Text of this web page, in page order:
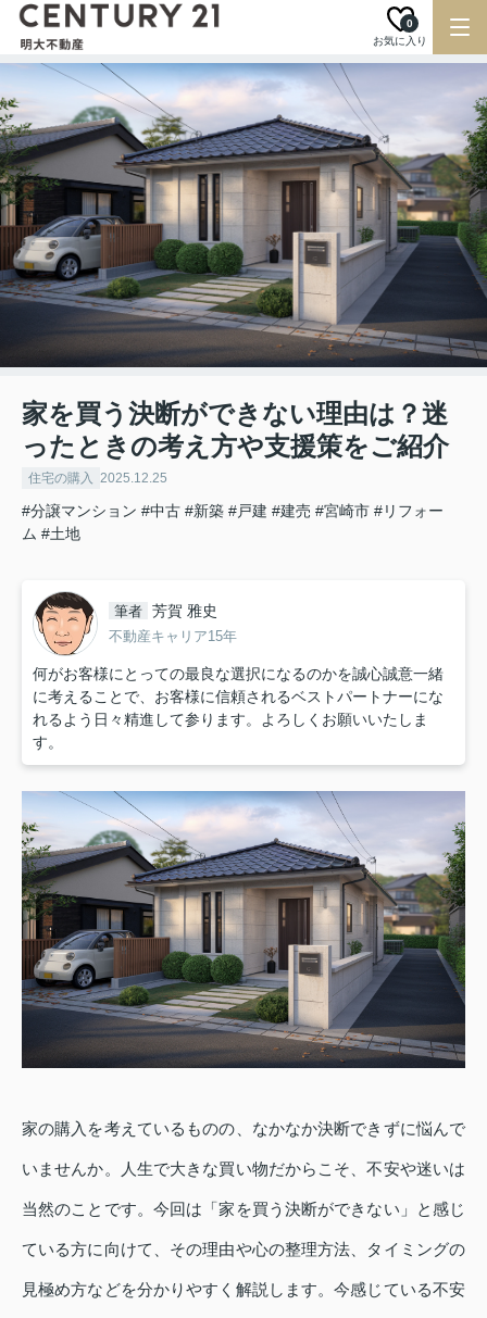
お気に入り
0
家を買う決断ができない理由は？迷
ったときの考え方や支援策をご紹介
住宅の購入 2025.12.25
#分譲マンション #中古 #新築 #戸建 #建売 #宮崎市 #リフォー
ム #土地
筆者 芳賀 雅史
不動産キャリア15年
何がお客様にとっての最良な選択になるのかを誠心誠意一緒
に考えることで、お客様に信頼されるベストパートナーにな
れるよう日々精進して参ります。よろしくお願いいたしま
す。
家の購入を考えているものの、なかなか決断できずに悩んで
いませんか。人生で大きな買い物だからこそ、不安や迷いは
当然のことです。今回は「家を買う決断ができない」と感じ
ている方に向けて、その理由や心の整理方法、タイミングの
見極め方などを分かりやすく解説します。今感じている不安